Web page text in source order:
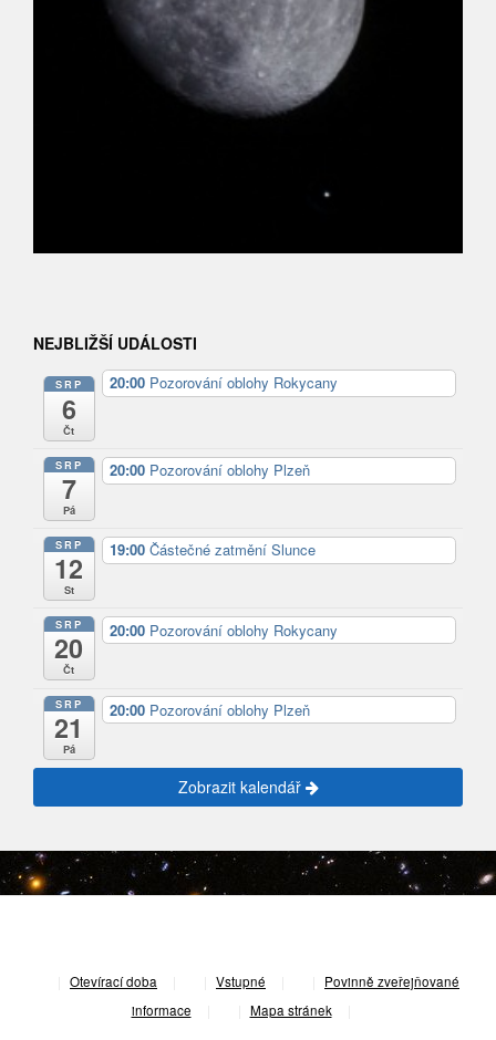
NEJBLIŽŠÍ UDÁLOSTI
SRP
6
Čt
20:00 Pozorování oblohy Rokycany
SRP
7
Pá
20:00 Pozorování oblohy Plzeň
SRP
12
St
19:00 Částečné zatmění Slunce
SRP
20
Čt
20:00 Pozorování oblohy Rokycany
SRP
21
Pá
20:00 Pozorování oblohy Plzeň
Zobrazit kalendář
Otevírací doba Vstupné
Povinně zveřejňované
informace
Mapa stránek